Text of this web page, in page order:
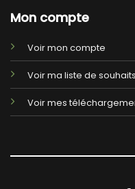
Mon compte
Voir mon compte
Voir ma liste de souhaits
Voir mes